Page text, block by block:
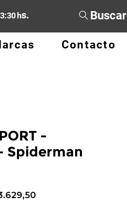
hs. Buscar
Contacto
-
Spiderman
Precio